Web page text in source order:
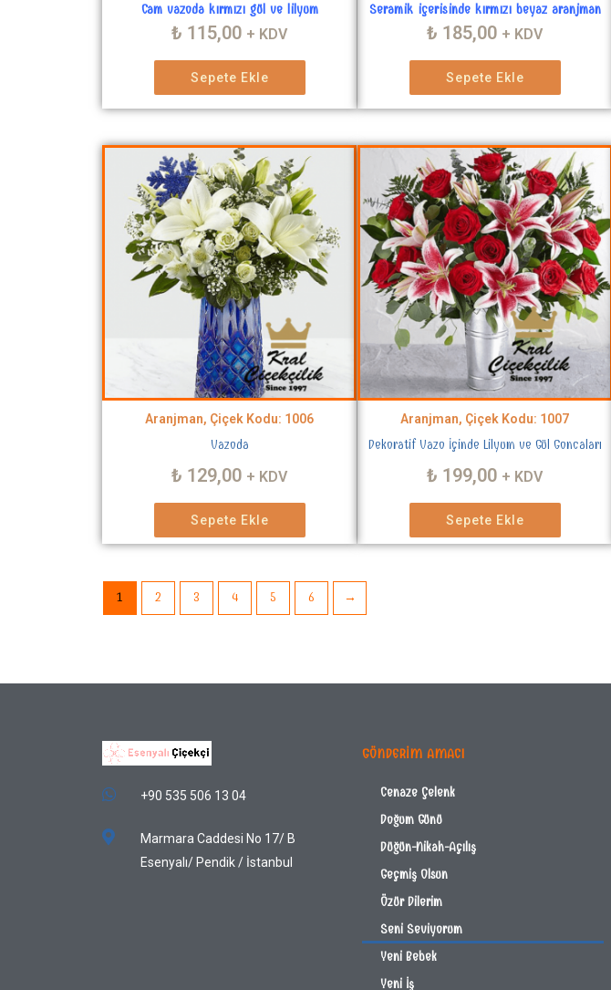
Cam vazoda kırmızı gül ve lilyum
₺ 115,00 + KDV
Sepete Ekle
Seramik içerisinde kırmızı beyaz aranjman
₺ 185,00 + KDV
Sepete Ekle
Aranjman, Çiçek Kodu: 1006
Vazoda
₺ 129,00 + KDV
Sepete Ekle
Aranjman, Çiçek Kodu: 1007
Dekoratif Vazo İçinde Lilyum ve Gül Goncaları
₺ 199,00 + KDV
Sepete Ekle
1 2 3 4 5 6 →
+90 535 506 13 04
Marmara Caddesi No 17/ B
Esenyalı/ Pendik / İstanbul
GÖNDERIM AMACI
Cenaze Çelenk
Doğum Günü
Düğün-Nikah-Açılış
Geçmiş Olsun
Özür Dilerim
Seni Seviyorum
Yeni Bebek
Yeni İş